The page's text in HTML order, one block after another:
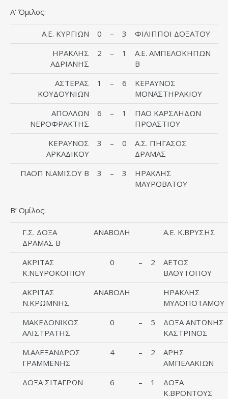
Α’ Όμιλος:
Α.Ε. ΚΥΡΓΙΩΝ 0 – 3
ΦΙΛΙΠΠΟΙ ΔΟΞΑΤΟΥ
ΗΡΑΚΛΗΣ
ΑΔΡΙΑΝΗΣ
2 – 1
Α.Ε. ΑΜΠΕΛΟΚΗΠΩΝ
Β
ΑΣΤΕΡΑΣ
ΚΟΥΔΟΥΝΙΩΝ
1 – 6
ΚΕΡΑΥΝΟΣ
ΜΟΝΑΣΤΗΡΑΚΙΟΥ
ΑΠΟΛΛΩΝ
ΝΕΡΟΦΡΑΚΤΗΣ
6 – 1
ΠΑΟ ΚΑΡΣΛΗΔΩΝ
ΠΡΟΑΣΤΙΟΥ
ΚΕΡΑΥΝΟΣ
ΑΡΚΑΔΙΚΟΥ
3 – 0
Α.Σ. ΠΗΓΑΣΟΣ
ΔΡΑΜΑΣ
ΠΑΟΠ Ν.ΑΜΙΣΟΥ Β
3 – 3
ΗΡΑΚΛΗΣ
ΜΑΥΡΟΒΑΤΟΥ
Β’ Ομίλος:
Γ.Σ. ΔΟΞΑ
ΔΡΑΜΑΣ Β
ΑΝΑΒΟΛΗ Α.Ε. Κ.ΒΡΥΣΗΣ
ΑΚΡΙΤΑΣ
Κ.ΝΕΥΡΟΚΟΠΙΟΥ
0 – 2
ΑΕΤΟΣ
ΒΑΘΥΤΟΠΟΥ
ΑΚΡΙΤΑΣ
Ν.ΚΡΩΜΝΗΣ
ΑΝΑΒΟΛΗ
ΗΡΑΚΛΗΣ
ΜΥΛΟΠΟΤΑΜΟΥ
ΜΑΚΕΔΟΝΙΚΟΣ
ΑΛΙΣΤΡΑΤΗΣ
0 – 5
ΔΟΞΑ ΑΝΤΩΝΗΣ
ΚΑΣΤΡΙΝΟΣ
Μ.ΑΛΕΞΑΝΔΡΟΣ
ΓΡΑΜΜΕΝΗΣ
4 – 2
ΑΡΗΣ
ΑΜΠΕΛΑΚΙΩΝ
ΔΟΞΑ ΣΙΤΑΓΡΩΝ
6 – 1
ΔΟΞΑ
Κ.ΒΡΟΝΤΟΥΣ